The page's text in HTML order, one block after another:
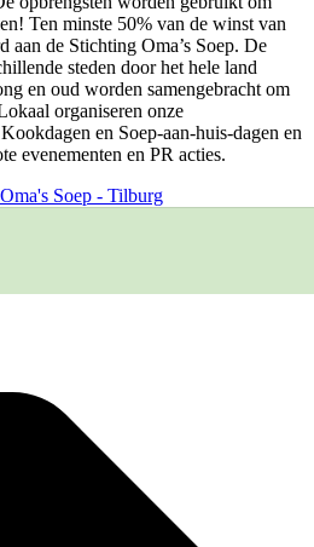
Ten minste 50% van de winst van
aan de Stichting Oma’s Soep. De
steden door het hele land
en oud worden samengebracht om
organiseren onze
en Soep-aan-huis-dagen en
evenementen en PR acties.
Soep - Tilburg